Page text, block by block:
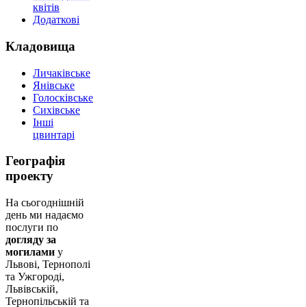
квітів
Додаткові
Кладовища
Личаківське
Янівське
Голосківське
Сихівське
Інші
цвинтарі
Географія
проекту
На сьогоднішній
день ми надаємо
послуги по
догляду за
могилами у
Львові, Тернополі
та Ужгороді,
Львівській,
Тернопільській та